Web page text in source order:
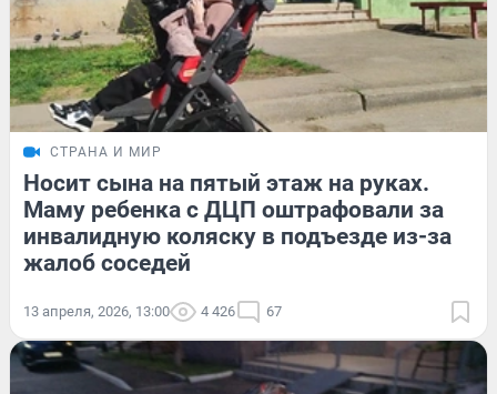
СТРАНА И МИР
Носит сына на пятый этаж на руках.
Маму ребенка с ДЦП оштрафовали за
инвалидную коляску в подъезде из-за
жалоб соседей
13 апреля, 2026, 13:00 4 426 67